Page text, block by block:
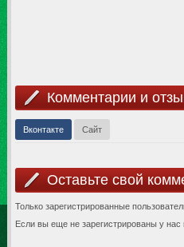
Комментарии и
Вконтакте Сайт
Оставьте свой
Только зарегистрированные
Если вы еще не зарегистрированы у нас